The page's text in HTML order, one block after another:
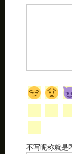
不写昵称就是